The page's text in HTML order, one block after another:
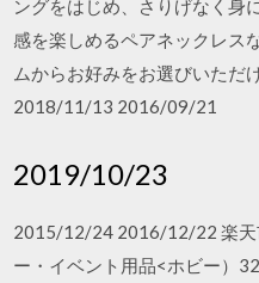
ングをはじめ、さりげなく身
感を楽しめるペアネックレス
ムからお好みをお選びいた
2018/11/13 2016/09/21
2019/10/23
2015/12/24 2016/12/22 楽天
ー・イベント用品<ホビー）